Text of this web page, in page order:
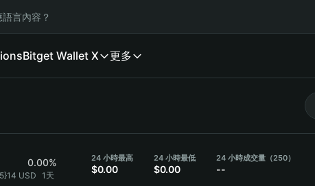
言內容？
Bitget Wallet X 更多
0.00%
USD 1天
24 小時最高
$0.00
24 小時最低
$0.00
24 小時成交量（250）
--